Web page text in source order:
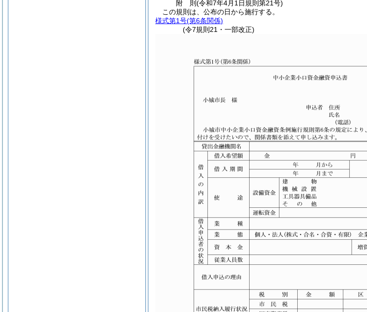
附 則(令和7年4月1日規則第21号)
この規則は、公布の日から施行する。
様式第1号(第6条関係)
(令7規則21・一部改正)